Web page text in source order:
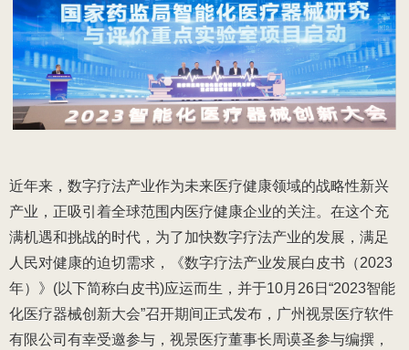
近年来，数字疗法产业作为未来医疗健康领域的战略性新兴
产业，正吸引着全球范围内医疗健康企业的关注。在这个充
满机遇和挑战的时代，为了加快数字疗法产业的发展，满足
人民对健康的迫切需求，《数字疗法产业发展白皮书（2023
年）》(以下简称白皮书)应运而生，并于10月26日“2023智能
化医疗器械创新大会”召开期间正式发布， 广州视景医疗软件
有限公司有幸受邀参与，视景医疗董事长周谟圣参与编撰 ，